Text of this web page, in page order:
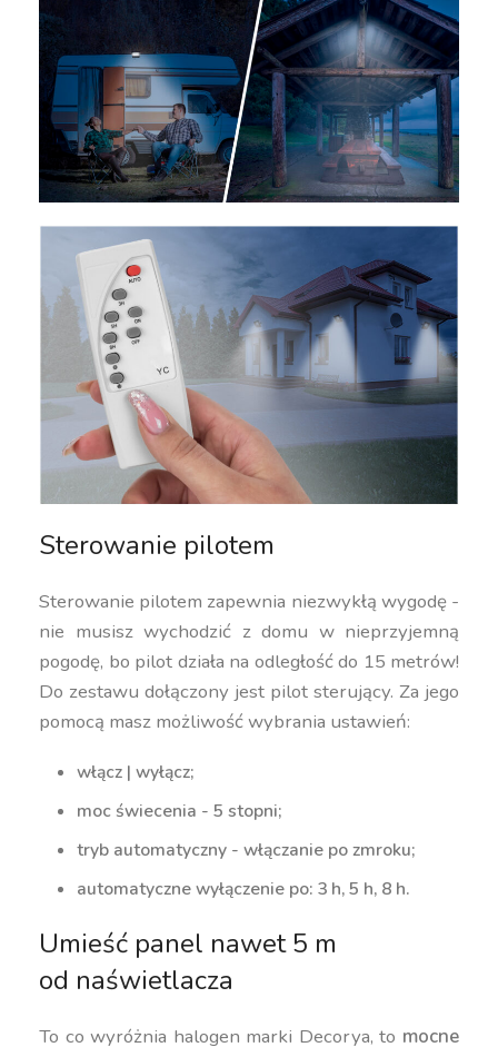
Sterowanie pilotem
Sterowanie pilotem zapewnia niezwykłą wygodę -
nie musisz wychodzić z domu w nieprzyjemną
pogodę, bo pilot działa na odległość do 15 metrów!
Do zestawu dołączony jest pilot sterujący. Za jego
pomocą masz możliwość wybrania ustawień:
włącz | wyłącz;
moc świecenia - 5 stopni;
tryb automatyczny - włączanie po zmroku;
automatyczne wyłączenie po: 3 h, 5 h, 8 h.
Umieść panel nawet 5 m
od naświetlacza
To co wyróżnia halogen marki Decorya, to mocne